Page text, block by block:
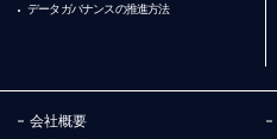
データガバナンスの推進方法
会社概要